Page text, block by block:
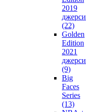
2019
джерси
(22)
Golden
Edition
2021
джерси
(9)
Big
Faces
Series
(13)